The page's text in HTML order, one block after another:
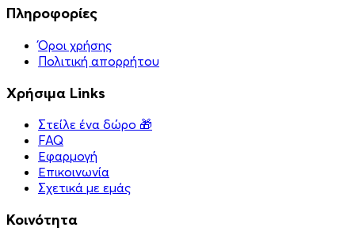
Πληροφορίες
Όροι χρήσης
Πολιτική απορρήτου
Χρήσιμα Links
Στείλε ένα δώρο 🎁
FAQ
Εφαρμογή
Επικοινωνία
Σχετικά με εμάς
Κοινότητα